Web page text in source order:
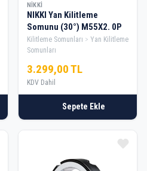
NIKKI
NIKKI Yan Kilitleme
Somunu (30°) M55X2. 0P
Kilitleme Somunları
Yan Kilitleme
Somunları
3.299,00 TL
KDV Dahil
Sepete Ekle